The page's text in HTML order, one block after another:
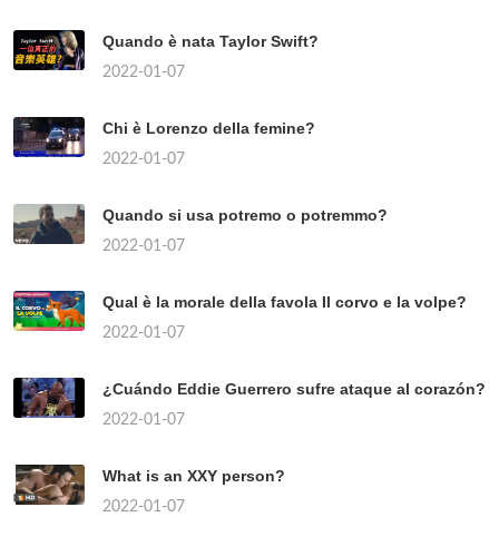
Quando è nata Taylor Swift?
2022-01-07
Chi è Lorenzo della femine?
2022-01-07
Quando si usa potremo o potremmo?
2022-01-07
Qual è la morale della favola Il corvo e la volpe?
2022-01-07
¿Cuándo Eddie Guerrero sufre ataque al corazón?
2022-01-07
What is an XXY person?
2022-01-07